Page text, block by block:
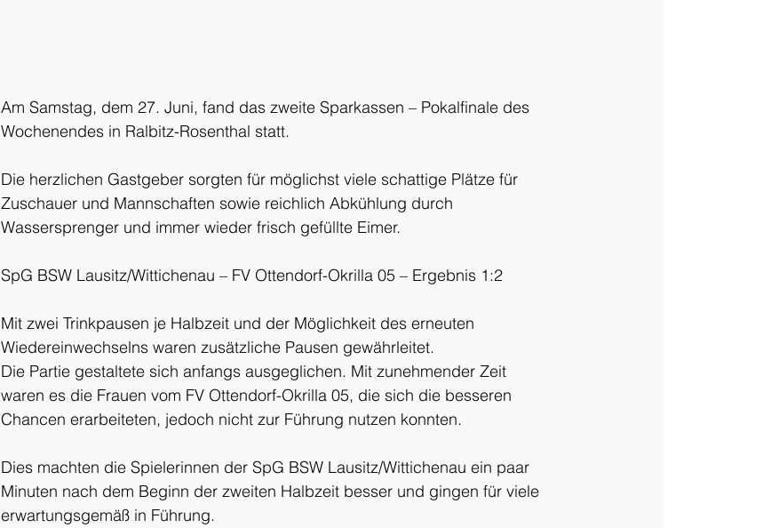
Am Samstag, dem 27. Juni, fand das zweite Sparkassen – Pokalfinale des
Wochenendes in Ralbitz-Rosenthal statt.
Die herzlichen Gastgeber sorgten für möglichst viele schattige Plätze für
Zuschauer und Mannschaften sowie reichlich Abkühlung durch
Wassersprenger und immer wieder frisch gefüllte Eimer.
SpG BSW Lausitz/Wittichenau – FV Ottendorf-Okrilla 05 – Ergebnis 1:2
Mit zwei Trinkpausen je Halbzeit und der Möglichkeit des erneuten
Wiedereinwechselns waren zusätzliche Pausen gewährleitet.
Die Partie gestaltete sich anfangs ausgeglichen. Mit zunehmender Zeit
waren es die Frauen vom FV Ottendorf-Okrilla 05, die sich die besseren
Chancen erarbeiteten, jedoch nicht zur Führung nutzen konnten.
Dies machten die Spielerinnen der SpG BSW Lausitz/Wittichenau ein paar
Minuten nach dem Beginn der zweiten Halbzeit besser und gingen für viele
erwartungsgemäß in Führung.